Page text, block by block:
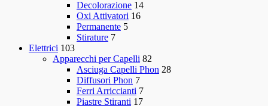
Decolorazione 14
Oxi Attivatori 16
Permanente 5
Stirature 7
Elettrici 103
Apparecchi per Capelli 82
Asciuga Capelli Phon 28
Diffusori Phon 7
Ferri Arriccianti 7
Piastre Stiranti 17